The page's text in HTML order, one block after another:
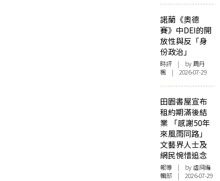
諾蘭《奧德
賽》中DEI的開
放性與反「身
份政治」
時評 | by周丹
楓 | 2026-07-29
田園書屋宣布
租約期滿後結
業 「感謝50年
來風雨同路」
文藝界人士及
網民惋惜追念
報導 | by 虛詞編
輯部 | 2026-07-29